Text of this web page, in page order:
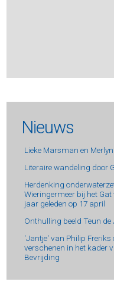
Bjørk, Samuel -Munch & Kruger
Bjørk, Samuel -Munch & Krüger 3
sneeuw
Bleeker, Bregje -Criminaliteit voor
Bley, Mikaela -Sterf voor mij
Blijdorp, 4-meicomité
namenboek - Reis langs de
Blijdorp, Anita -Verslag van de
voedseltransporten West-
– september 1944-juni 1945
Blok, Dieuwertje -Dragelijke
Nieuws
Lieke Marsman en
Literaire wandeling door
Herdenking
Wieringermeer bij het Gat
jaar geleden op 17 april
Onthulling beeld Teun de
'Jantje' van Philip Freriks
verschenen in het kader
Bevrijding